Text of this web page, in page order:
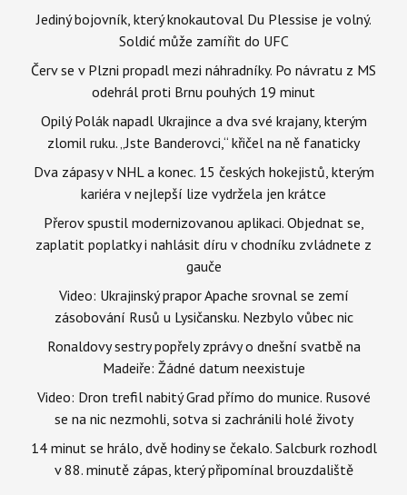
Jediný bojovník, který knokautoval Du Plessise je volný.
Soldić může zamířit do UFC
Červ se v Plzni propadl mezi náhradníky. Po návratu z MS
odehrál proti Brnu pouhých 19 minut
Opilý Polák napadl Ukrajince a dva své krajany, kterým
zlomil ruku. „Jste Banderovci,“ křičel na ně fanaticky
Dva zápasy v NHL a konec. 15 českých hokejistů, kterým
kariéra v nejlepší lize vydržela jen krátce
Přerov spustil modernizovanou aplikaci. Objednat se,
zaplatit poplatky i nahlásit díru v chodníku zvládnete z
gauče
Video: Ukrajinský prapor Apache srovnal se zemí
zásobování Rusů u Lysičansku. Nezbylo vůbec nic
Ronaldovy sestry popřely zprávy o dnešní svatbě na
Madeiře: Žádné datum neexistuje
Video: Dron trefil nabitý Grad přímo do munice. Rusové
se na nic nezmohli, sotva si zachránili holé životy
14 minut se hrálo, dvě hodiny se čekalo. Salcburk rozhodl
v 88. minutě zápas, který připomínal brouzdaliště